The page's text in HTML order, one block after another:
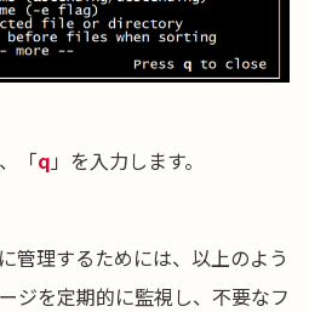
「q 」を入力します。
管理するためには、以上のよう
ジを定期的に監視し、不要なフ